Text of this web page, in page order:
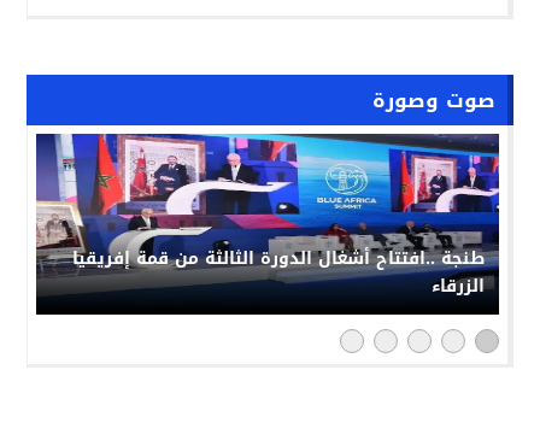
صوت وصورة
طنجة ..افتتاح أشغال الدورة الثالثة من قمة إفريقيا
الزرقاء